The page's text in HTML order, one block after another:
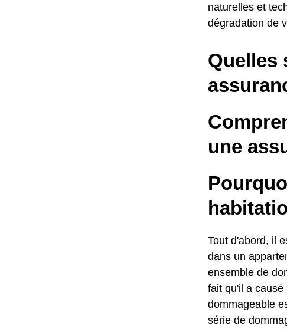
naturelles et
dégradation de
Quelles
une
Tout d'abord, il
dans un
ensemble de
fait qu'il a
dommageable
série de